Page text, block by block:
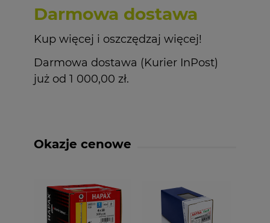
Darmowa dostawa
Kup więcej i oszczędzaj więcej!
Darmowa dostawa (Kurier InPost)
już od 1 000,00 zł.
Okazje cenowe